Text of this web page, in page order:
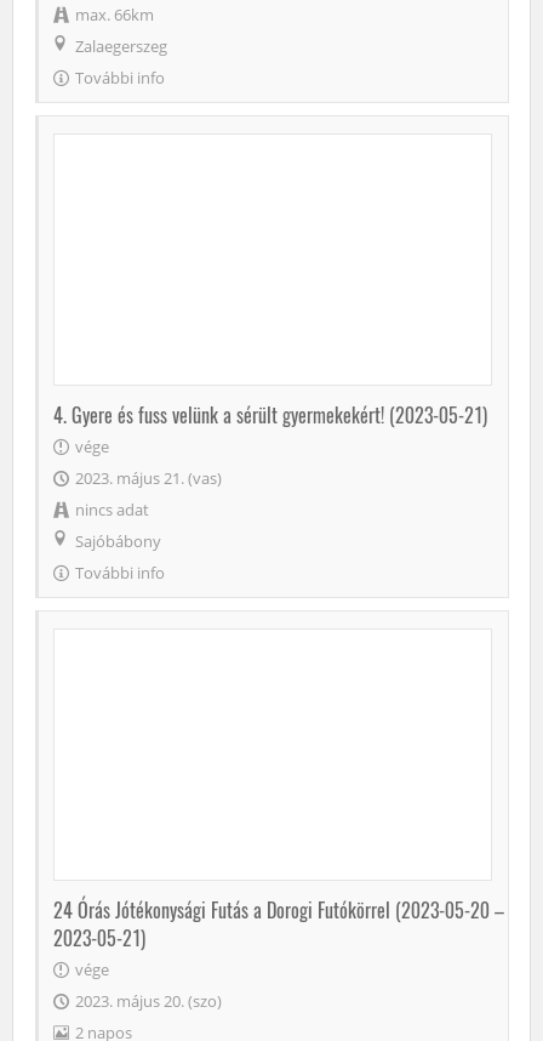
max. 66km
Zalaegerszeg
További info
4. Gyere és fuss velünk a sérült gyermekekért! (2023-05-21)
vége
2023. május 21. (vas)
nincs adat
Sajóbábony
További info
24 Órás Jótékonysági Futás a Dorogi Futókörrel (2023-05-20 –
2023-05-21)
vége
2023. május 20. (szo)
2 napos